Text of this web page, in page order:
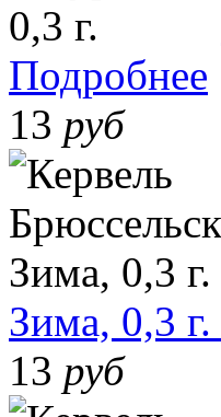
Подробнее
13 руб
Зима, 0,3 г.
13 руб